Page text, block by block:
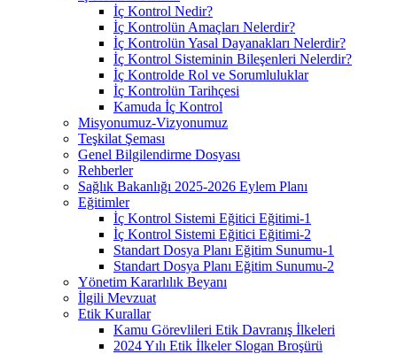
İç Kontrol Nedir?
İç Kontrolün Amaçları Nelerdir?
İç Kontrolün Yasal Dayanakları Nelerdir?
İç Kontrol Sisteminin Bileşenleri Nelerdir?
İç Kontrolde Rol ve Sorumluluklar
İç Kontrolün Tarihçesi
Kamuda İç Kontrol
Misyonumuz-Vizyonumuz
Teşkilat Şeması
Genel Bilgilendirme Dosyası
Rehberler
Sağlık Bakanlığı 2025-2026 Eylem Planı
Eğitimler
İç Kontrol Sistemi Eğitici Eğitimi-1
İç Kontrol Sistemi Eğitici Eğitimi-2
Standart Dosya Planı Eğitim Sunumu-1
Standart Dosya Planı Eğitim Sunumu-2
Yönetim Kararlılık Beyanı
İlgili Mevzuat
Etik Kurallar
Kamu Görevlileri Etik Davranış İlkeleri
2024 Yılı Etik İlkeler Slogan Broşürü